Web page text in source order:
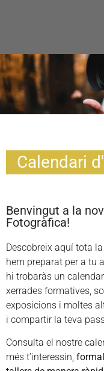
Calendari
Benvingut a la
Fotogràfica!
Descobreix aquí tota
hem preparat per a tu
hi trobaràs un
xerrades formatives,
exposicions i moltes
i compartir la teva
Consulta el nostre
més t’interessin,